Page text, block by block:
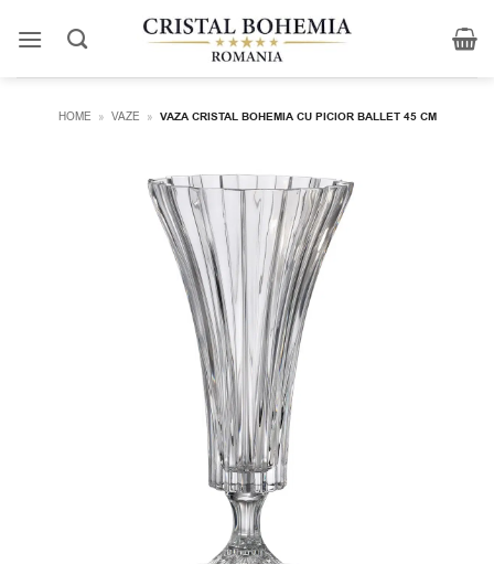
HOME » VAZE » VAZA CRISTAL BOHEMIA CU PICIOR BALLET 45 CM